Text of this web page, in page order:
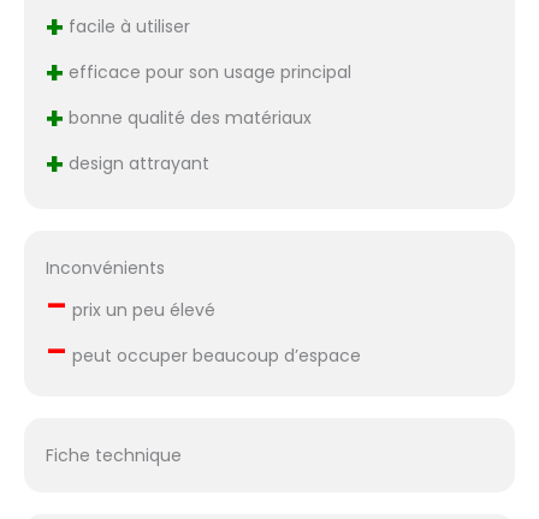
+ facile à utiliser
+ efficace pour son usage principal
+ bonne qualité des matériaux
+ design attrayant
Inconvénients
– prix un peu élevé
– peut occuper beaucoup d’espace
Fiche technique